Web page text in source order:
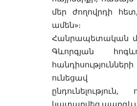
մեր ժողովրդի
ամեն»։
Հանրապետական
Գևորգյան
ունեցավ